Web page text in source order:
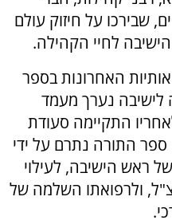
שבירכו על חיזוק עולם
לחיי הקהילה.
האחרונות בספר
נערך מעמד
התקיימה סעודת
התורה נתרם על ידי
ראש הישיבה, לעילוי
ולרפואתו השלמה של